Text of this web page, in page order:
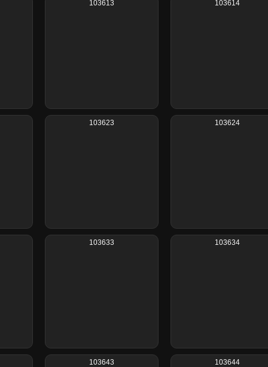
103613 103614
103623 103624
103633 103634
103643 103644